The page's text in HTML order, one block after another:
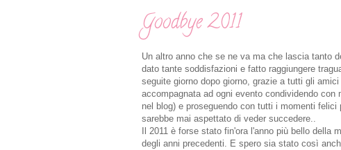
Goodbye 2011
Un altro anno che se ne va ma che lascia tanto
dato tante soddisfazioni e fatto raggiungere
seguite giorno dopo giorno, grazie a tutti gli
accompagnata ad ogni evento condividendo
nel blog) e proseguendo con tutti i momenti
sarebbe mai aspettato di veder succedere..
Il 2011 è forse stato fin'ora l'anno più bello
degli anni precedenti. E spero sia stato così